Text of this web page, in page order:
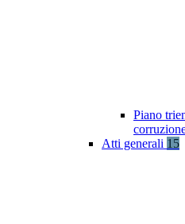
Piano
Atti generali 15